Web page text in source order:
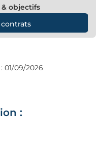
objectifs
01/09/2026
: